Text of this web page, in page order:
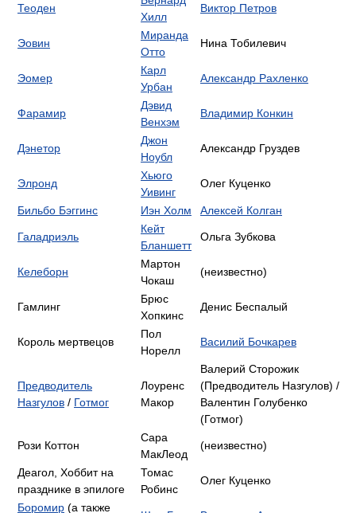
Теоден
Хилл
Виктор Петров
Эовин
Миранда
Отто
Нина Тобилевич
Эомер
Карл
Урбан
Александр Рахленко
Фарамир
Дэвид
Венхэм
Владимир Конкин
Дэнетор
Джон
Ноубл
Александр Груздев
Элронд
Хьюго
Уивинг
Олег Куценко
Бильбо Бэггинс Иэн Холм Алексей Колган
Галадриэль
Кейт
Бланшетт
Ольга Зубкова
Келеборн
Мартон
Чокаш
(неизвестно)
Гамлинг
Брюс
Хопкинс
Денис Беспалый
Король мертвецов
Пол
Норелл
Василий Бочкарев
Предводитель
Назгулов / Готмог
Лоуренс
Макор
Валерий Сторожик
(Предводитель Назгулов) /
Валентин Голубенко
(Готмог)
Рози Коттон
Сара
МакЛеод
(неизвестно)
Деагол, Хоббит на
празднике в эпилоге
Томас
Робинс
Олег Куценко
Боромир (а также